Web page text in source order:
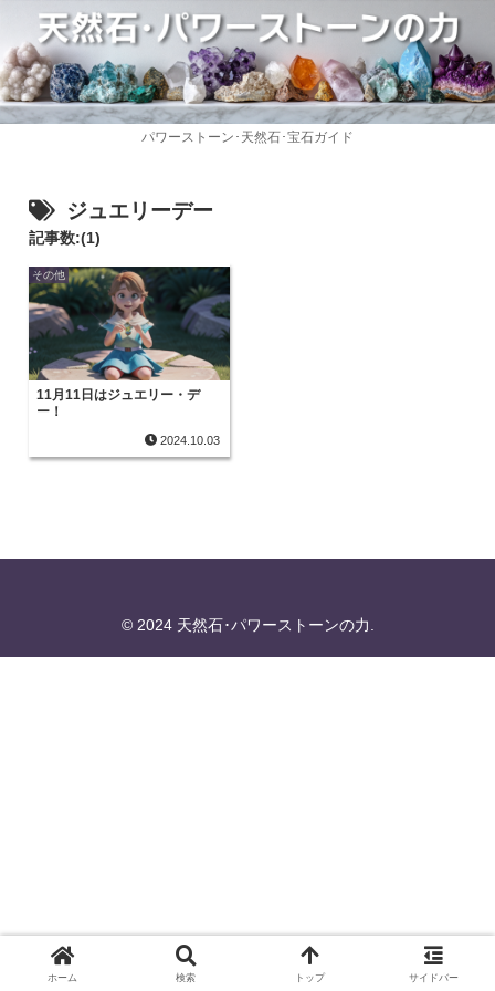
パワーストーン･天然石･宝石ガイド
ジュエリーデー
記事数:(1)
その他
11月11日はジュエリー・デ
ー！
2024.10.03
© 2024 天然石･パワーストーンの力.
ホーム 検索 トップ サイドバー